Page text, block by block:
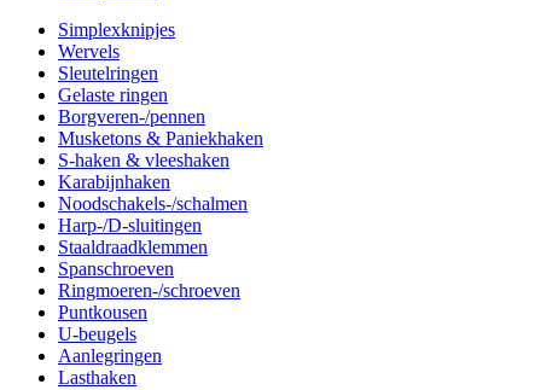
Simplexknipjes
Wervels
Sleutelringen
Gelaste ringen
Borgveren-/pennen
Musketons & Paniekhaken
S-haken & vleeshaken
Karabijnhaken
Noodschakels-/schalmen
Harp-/D-sluitingen
Staaldraadklemmen
Spanschroeven
Ringmoeren-/schroeven
Puntkousen
U-beugels
Aanlegringen
Lasthaken